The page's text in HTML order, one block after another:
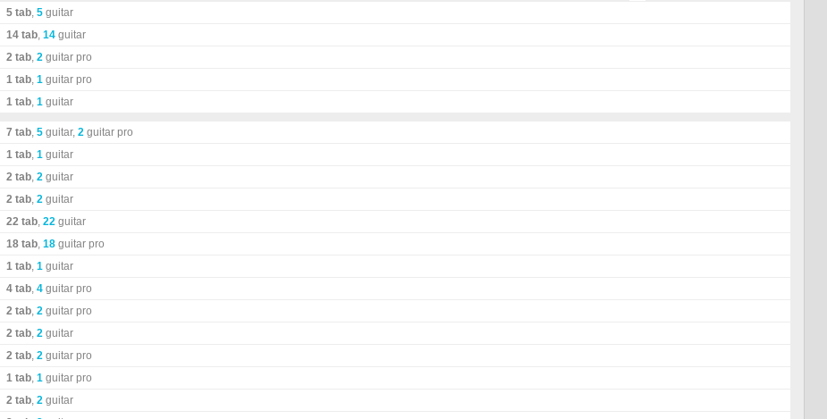
5 tab, 5 guitar
14 tab, 14 guitar
2 tab, 2 guitar pro
1 tab, 1 guitar pro
1 tab, 1 guitar
7 tab, 5 guitar, 2 guitar pro
1 tab, 1 guitar
2 tab, 2 guitar
2 tab, 2 guitar
22 tab, 22 guitar
18 tab, 18 guitar pro
1 tab, 1 guitar
4 tab, 4 guitar pro
2 tab, 2 guitar pro
2 tab, 2 guitar
2 tab, 2 guitar pro
1 tab, 1 guitar pro
2 tab, 2 guitar